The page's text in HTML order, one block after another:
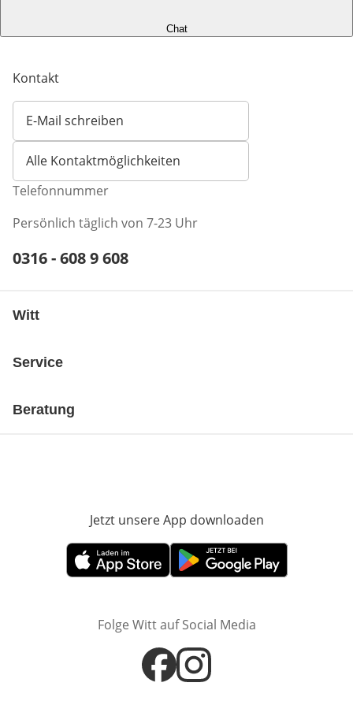
Chat
Kontakt
E-Mail schreiben
Öffnet E-Mail-Client
Alle Kontaktmöglichkeiten
Telefonnummer
Persönlich täglich von 7-23 Uhr
Telefonnummer:
0316 - 608 9 608
Witt
Service
Beratung
Jetzt unsere App downloaden
Öffnet in neuem FensterÖffnet in neuem Fenster
Folge Witt auf Social Media
Öffnet in neuem Fenster
Öffnet in neuem Fenster